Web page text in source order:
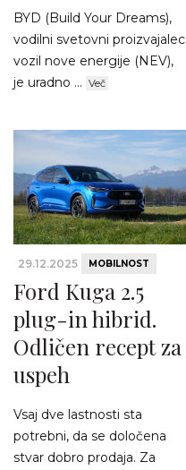
BYD (Build Your Dreams),
vodilni svetovni proizvajalec
vozil nove energije (NEV),
je uradno ... Več
29.12.2025 MOBILNOST
Ford Kuga 2.5
plug-in hibrid.
Odličen recept za
uspeh
Vsaj dve lastnosti sta
potrebni, da se določena
stvar dobro prodaja. Za